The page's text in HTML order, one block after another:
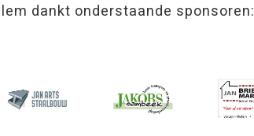
dankt onderstaande sponsoren: